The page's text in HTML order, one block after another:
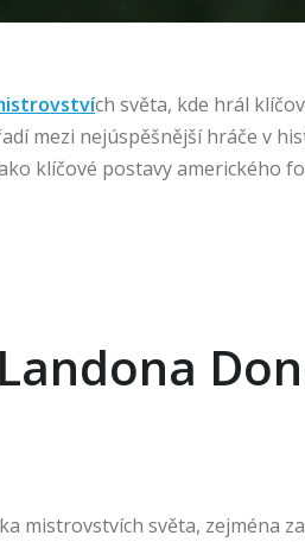
ch světa, kde hrál
mezi nejúspěšnější hráče v
klíčové postavy amerického
mistrovstvích světa, zejména